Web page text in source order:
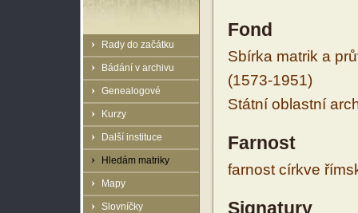
Rady do začátku
Bádání v archivu
Genealogové
Kurzy
Další instituce
Hledám matriky
Mapy
Slovníčky
Fond
Sbírka matrik a
(1573-1951)
Státní oblastní
Farnost
farnost církve
Signatury